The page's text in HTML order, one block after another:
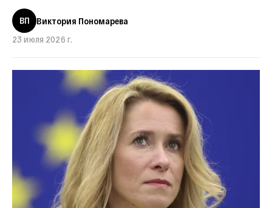
ВП
Виктория Пономарева
23 июля 2026 г.